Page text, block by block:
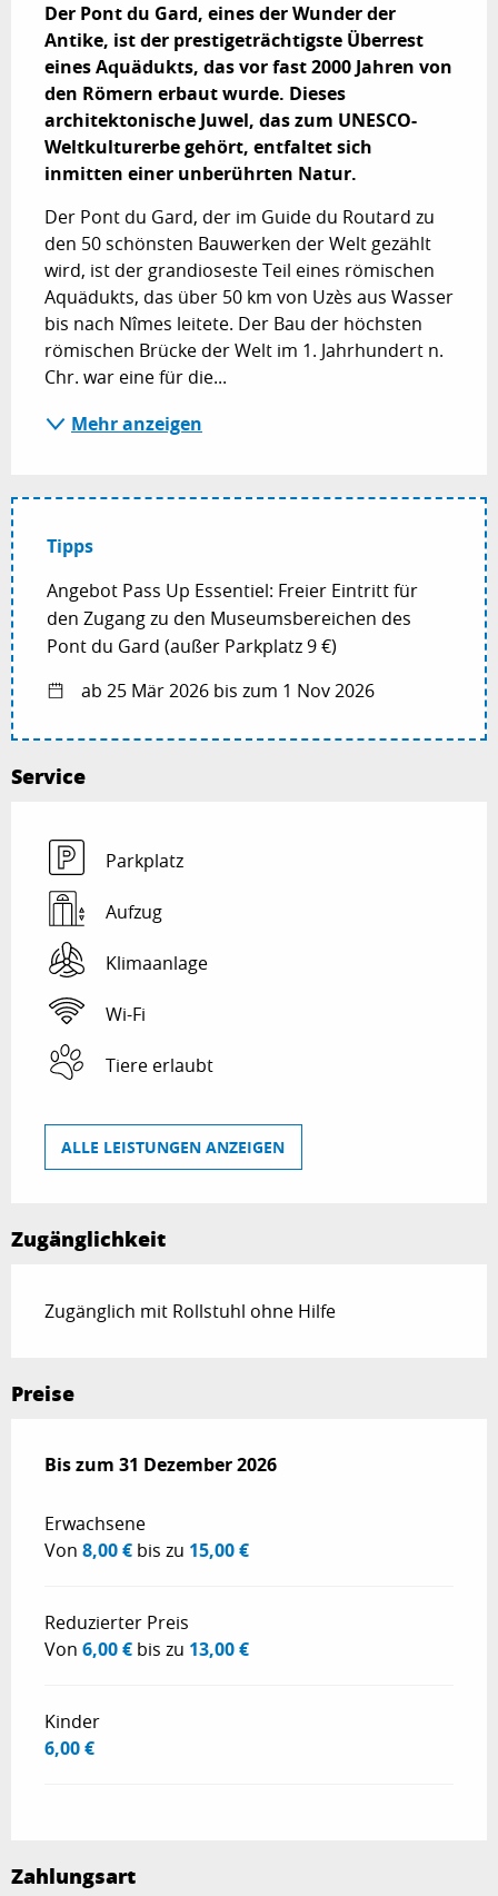
Der Pont du Gard, eines der Wunder der
Antike, ist der prestigeträchtigste Überrest
eines Aquädukts, das vor fast 2000 Jahren von
den Römern erbaut wurde. Dieses
architektonische Juwel, das zum UNESCO-
Weltkulturerbe gehört, entfaltet sich
inmitten einer unberührten Natur.
Der Pont du Gard, der im Guide du Routard zu
den 50 schönsten Bauwerken der Welt gezählt
wird, ist der grandioseste Teil eines römischen
Aquädukts, das über 50 km von Uzès aus Wasser
bis nach Nîmes leitete. Der Bau der höchsten
römischen Brücke der Welt im 1. Jahrhundert n.
Chr. war eine für die...
Mehr anzeigen
Tipps
Angebot Pass Up Essentiel: Freier Eintritt für
den Zugang zu den Museumsbereichen des
Pont du Gard (außer Parkplatz 9 €)
ab 25 Mär 2026 bis zum 1 Nov 2026
Service
Parkplatz
Aufzug
Klimaanlage
Wi-Fi
Tiere erlaubt
ALLE LEISTUNGEN ANZEIGEN
Zugänglichkeit
Zugänglich mit Rollstuhl ohne Hilfe
Preise
ab13 November 2025bis zum
Bis zum 31 Dezember 2026
Erwachsene
Von 8,00 € bis zu 15,00 €
Reduzierter Preis
Von 6,00 € bis zu 13,00 €
Kinder
6,00 €
Zahlungsart